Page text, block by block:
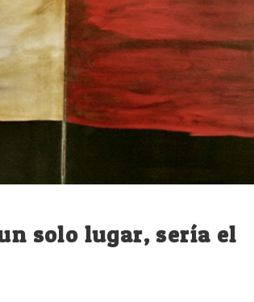
solo lugar, sería el